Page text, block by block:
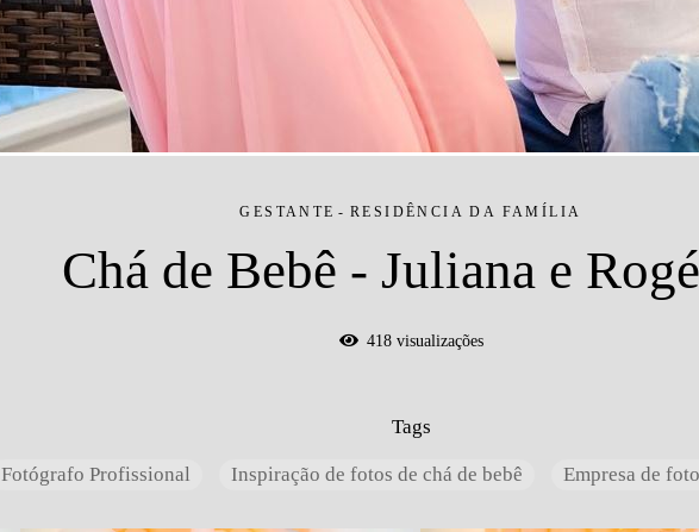
GESTANTE RESIDÊNCIA DA FAMÍLIA
Chá de Bebê - Juliana e
418visualizações
Tags
Fotógrafo Profissional Inspiração de fotos de chá de bebê Empresa de